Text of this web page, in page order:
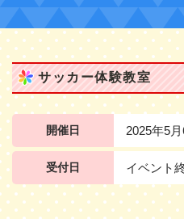
サッカー体験教室
開催日 2025年5月
受付日 イベント